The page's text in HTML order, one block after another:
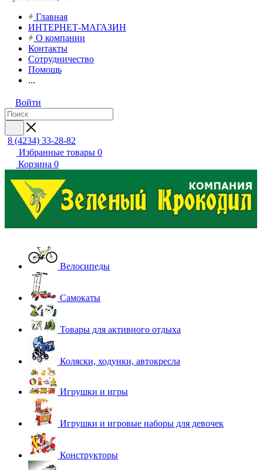
Главная
ИНТЕРНЕТ-МАГАЗИН
О компании
Контакты
Сотрудничество
Помощь
...
Войти
8 (4234) 33-28-82
Избранные товары 0
Корзина 0
Велосипеды
Самокаты
Товары для активного отдыха
Коляски, ходунки, автокресла
Игрушки и игры
Игрушки и игровые наборы для девочек
Конструкторы